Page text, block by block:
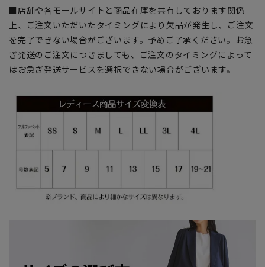
■店舗や各モールサイトと商品在庫を共有しております関係
上、ご注文いただいたタイミングにより欠品が発生し、ご注文
を完了できない場合がございます。予めご了承ください。お急
ぎ発送のご注文につきましても、ご注文のタイミングによって
はお急ぎ発送サービスを選択できない場合がございます。